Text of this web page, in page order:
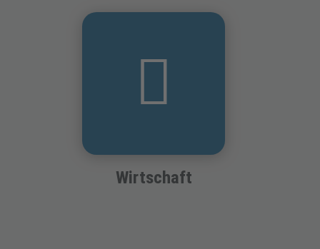
Wirtschaft